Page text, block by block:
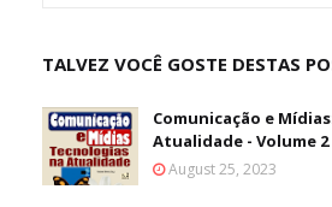
TALVEZ VOCÊ GOSTE DESTAS
Comunicação e
Atualidade - Volume 2
August 25, 2023